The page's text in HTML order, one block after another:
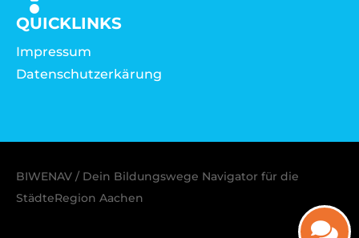
QUICKLINKS
Impressum
Datenschutzerkärung
BIWENAV / Dein Bildungswege Navigator für die
StädteRegion Aachen